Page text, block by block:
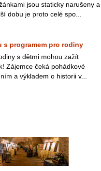
jsou staticky narušeny a
dobu je proto celé spo...
s programem pro rodiny
s dětmi mohou zažít
Zájemce čeká pohádkové
a výkladem o historii v...